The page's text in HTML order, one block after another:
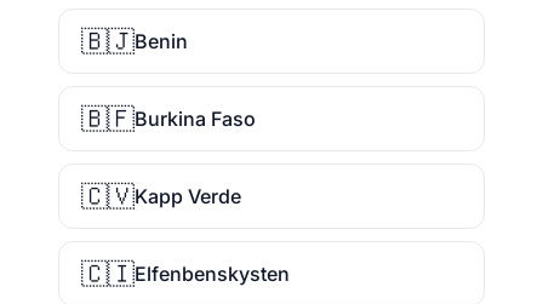
🇧🇯Benin
🇧🇫Burkina Faso
🇨🇻Kapp Verde
🇨🇮Elfenbenskysten